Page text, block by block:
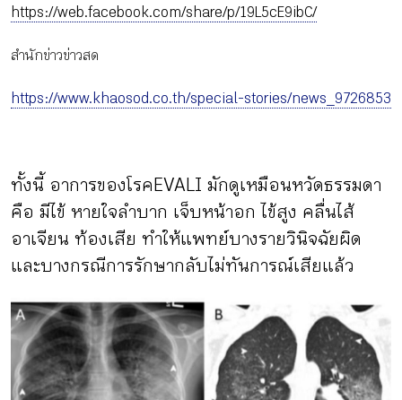
https://web.facebook.com/share/p/19L5cE9ibC/
สำนักข่าวข่าวสด
https://www.khaosod.co.th/special-stories/news_9726853
ทั้งนี้ อาการของโรค EVALI มักดูเหมือนหวัดธรรมดา
คือ มีไข้ หายใจลำบาก เจ็บหน้าอก ไข้สูง คลื่นไส้
อาเจียน ท้องเสีย ทำให้แพทย์บางรายวินิจฉัยผิด
และบางกรณีการรักษากลับไม่ทันการณ์เสียแล้ว